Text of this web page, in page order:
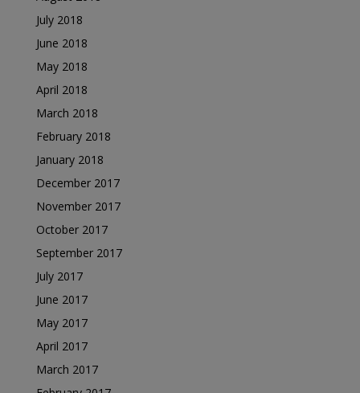
July 2018
June 2018
May 2018
April 2018
March 2018
February 2018
January 2018
December 2017
November 2017
October 2017
September 2017
July 2017
June 2017
May 2017
April 2017
March 2017